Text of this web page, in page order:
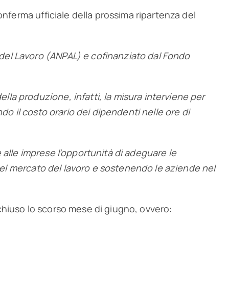
ufficiale della prossima ripartenza del
Lavoro (ANPAL) e cofinanziato dal Fondo
produzione, infatti, la misura interviene per
il costo orario dei dipendenti nelle ore di
imprese l’opportunità di adeguare le
mercato del lavoro e sostenendo le aziende nel
lo scorso mese di giugno, ovvero: